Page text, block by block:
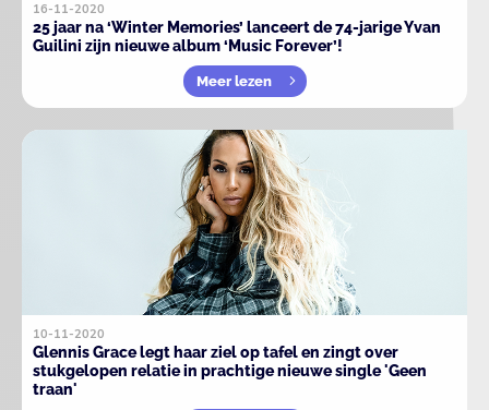
16-11-2020
25 jaar na ‘Winter Memories’ lanceert de 74-jarige Yvan
Guilini zijn nieuwe album ‘Music Forever’!
Meer lezen
10-11-2020
Glennis Grace legt haar ziel op tafel en zingt over
stukgelopen relatie in prachtige nieuwe single 'Geen
traan'